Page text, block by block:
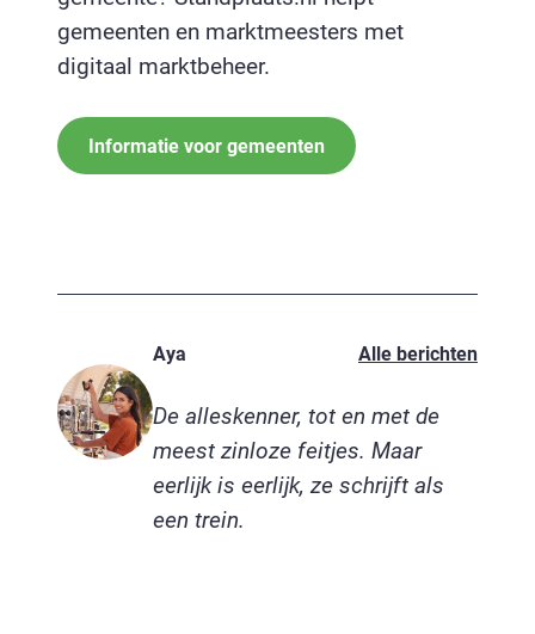
gemeenten en marktmeesters met
digitaal marktbeheer.
Informatie voor gemeenten
Aya Alle berichten
De alleskenner, tot en met de
meest zinloze feitjes. Maar
eerlijk is eerlijk, ze schrijft als
een trein.